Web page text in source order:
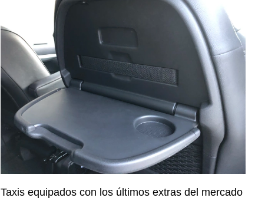
Taxis equipados con los últimos extras del mercado